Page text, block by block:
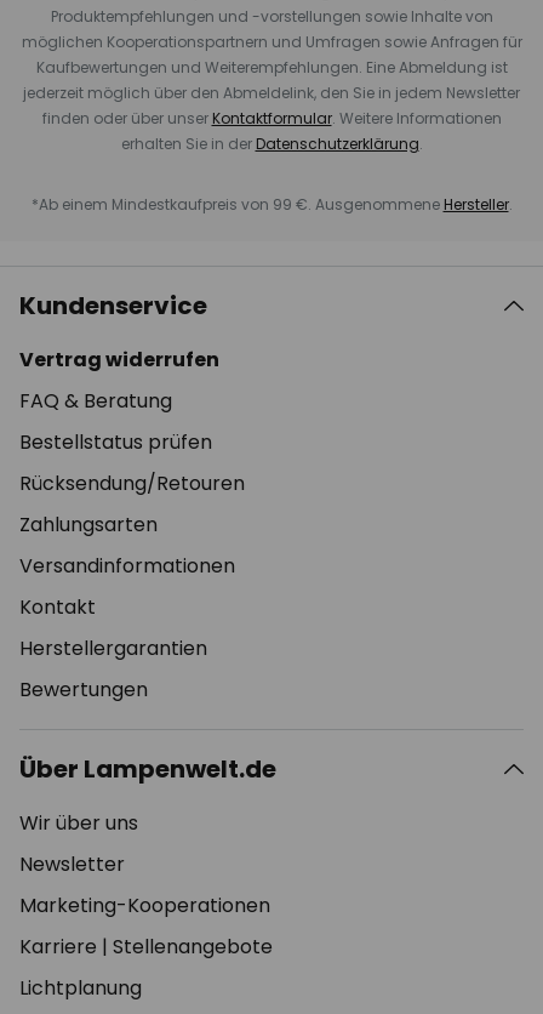
Produktempfehlungen und -vorstellungen sowie Inhalte von
möglichen Kooperationspartnern und Umfragen sowie Anfragen für
Kaufbewertungen und Weiterempfehlungen. Eine Abmeldung ist
jederzeit möglich über den Abmeldelink, den Sie in jedem Newsletter
finden oder über unser Kontaktformular. Weitere Informationen
erhalten Sie in der Datenschutzerklärung.
*Ab einem Mindestkaufpreis von 99 €. Ausgenommene Hersteller.
Kundenservice
Vertrag widerrufen
FAQ & Beratung
Bestellstatus prüfen
Rücksendung/Retouren
Zahlungsarten
Versandinformationen
Kontakt
Herstellergarantien
Bewertungen
Über Lampenwelt.de
Wir über uns
Newsletter
Marketing-Kooperationen
Karriere | Stellenangebote
Lichtplanung